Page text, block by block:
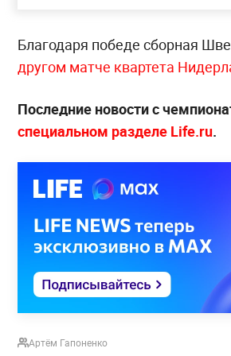
Благодаря победе сборная
другом матче квартета
Последние новости с
специальном разделе Life.ru.
Артём Гапоненко